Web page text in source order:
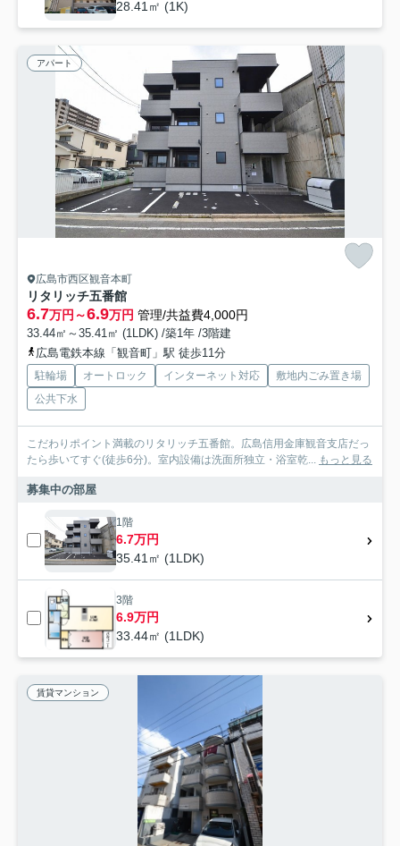
28.41㎡ (1K)
アパート
広島市西区観音本町
リタリッチ五番館
6.7万円～6.9万円 管理/共益費4,000円
33.44㎡～35.41㎡ (1LDK) /築1年 /3階建
広島電鉄本線「観音町」駅 徒歩11分
駐輪場 オートロック インターネット対応
敷地内ごみ置き場
公共下水
こだわりポイント満載のリタリッチ五番館。広島信用金庫観音支店だっ
たら歩いてすぐ(徒歩6分)。室内設備は洗面所独立・浴室乾... もっと見る
募集中の部屋
1階
6.7万円
35.41㎡ (1LDK)
3階
6.9万円
33.44㎡ (1LDK)
賃貸マンション